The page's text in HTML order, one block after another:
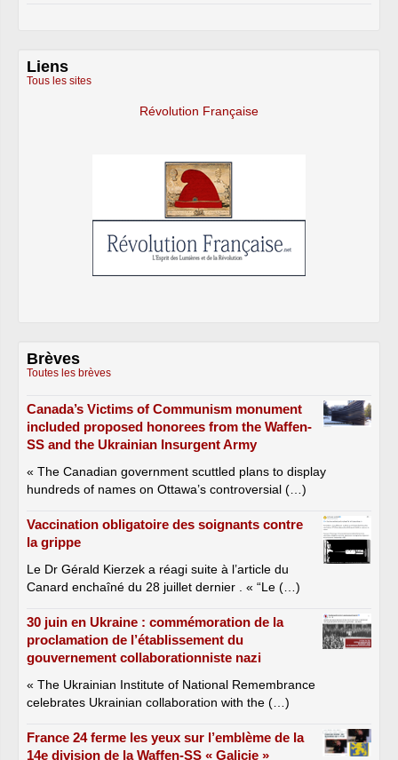
Liens
Tous les sites
Révolution Française
Brèves
Toutes les brèves
Canada’s Victims of Communism monument
included proposed honorees from the Waffen-
SS and the Ukrainian Insurgent Army
« The Canadian government scuttled plans to display
hundreds of names on Ottawa’s controversial (…)
Vaccination obligatoire des soignants contre
la grippe
Le Dr Gérald Kierzek a réagi suite à l’article du
Canard enchaîné du 28 juillet dernier . « “Le (…)
30 juin en Ukraine : commémoration de la
proclamation de l’établissement du
gouvernement collaborationniste nazi
« The Ukrainian Institute of National Remembrance
celebrates Ukrainian collaboration with the (…)
France 24 ferme les yeux sur l’emblème de la
14e division de la Waffen-SS « Galicie »